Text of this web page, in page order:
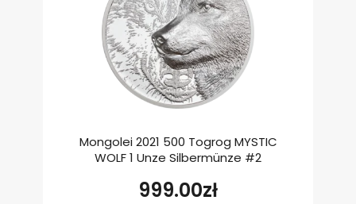
Mongolei 2021 500 Togrog MYSTIC
WOLF 1 Unze Silbermünze #2
999.00zł